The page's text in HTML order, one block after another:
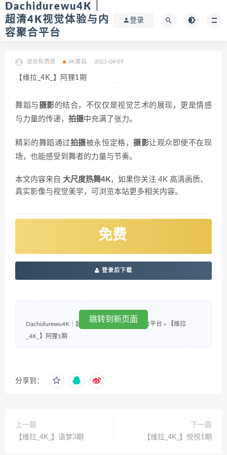
Dachidurewu4K｜
超清4K视觉体验与内
容聚合平台
登录
这丝有质感 4K美拍 2023-04-09
【维拉_4K_】阿狸1期
舞蹈与摄影 的结合，不仅仅是视觉艺术的展现，更是情感
与力量的传递， 拍摄中充满了张力。
精彩的舞蹈通过拍摄被永恒定格，摄影让观众即使不在现
场，也能感受到舞者的力量与节奏。
本文内容来自 大尺度热舞4K，如果你关注 4K 高清画质、
真实影像与视觉美学，可浏览本站更多相关内容。
免费
登录后下载
Dachidurewu4K｜超清4K视觉体验与内容聚合平台 »
【维拉
_4K_】阿狸1期
分享到：
上一篇
【维拉_4K_】语梦3期
下一篇
【维拉_4K_】悦悦1期
跳转到新页面